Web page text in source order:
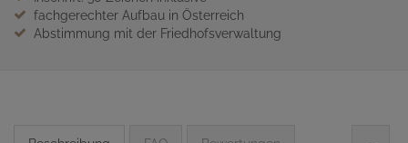
fachgerechter Aufbau in Österreich
Abstimmung mit der Friedhofsverwaltung